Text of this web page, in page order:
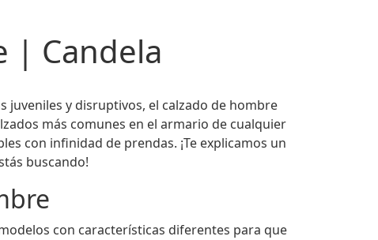
| Candela
juveniles y disruptivos, el calzado de hombre
más comunes en el armario de cualquier
con infinidad de prendas. ¡Te explicamos un
buscando!
con características diferentes para que